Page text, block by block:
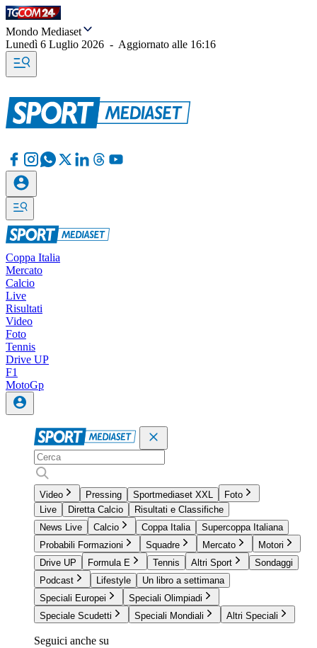
Mondo Mediaset
Lunedì 6 Luglio 2026 - Aggiornato alle 16:16
Coppa Italia
Mercato
Calcio
Live
Risultati
Video
Foto
Tennis
Drive UP
F1
MotoGp
Video Pressing Sportmediaset XXL
Foto
Live
Diretta Calcio
Risultati e Classifiche
News Live
Calcio Coppa Italia
Supercoppa Italiana
Probabili Formazioni
Squadre Mercato
Motori
Drive UP
Formula E Tennis Altri Sport
Sondaggi
Podcast
Lifestyle
Un libro a settimana
Speciali Europei
Speciali Olimpiadi
Speciale Scudetti
Speciali Mondiali Altri Speciali
Seguici anche su